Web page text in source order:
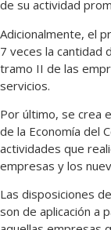
de su actividad
Adicionalmente, el
7 veces la cantidad
tramo II de las
servicios.
Por último, se crea
de la Economía del
actividades que
empresas y los
Las disposiciones
son de aplicación a